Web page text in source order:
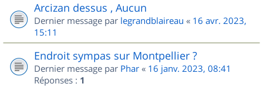
Arcizan dessus , Aucun
Dernier message par legrandblaireau « 16 avr. 2023,
15:11
Endroit sympas sur Montpellier ?
Dernier message par Phar « 16 janv. 2023, 08:41
Réponses : 1